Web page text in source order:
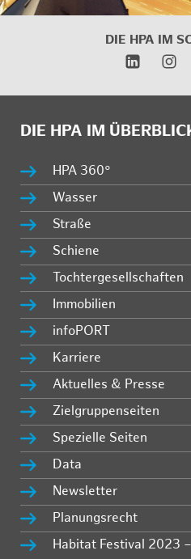
DIE HPA IM
DIE HPA IM
HPA 360°
Wasser
Straße
Schiene
Tochtergesellschaften
Immobilien
infoPORT
Karriere
Aktuelles & Presse
Zielgruppenseiten
Spezielle Seiten
Data
Newsletter
Planungsrecht
Habitat Festival 2023